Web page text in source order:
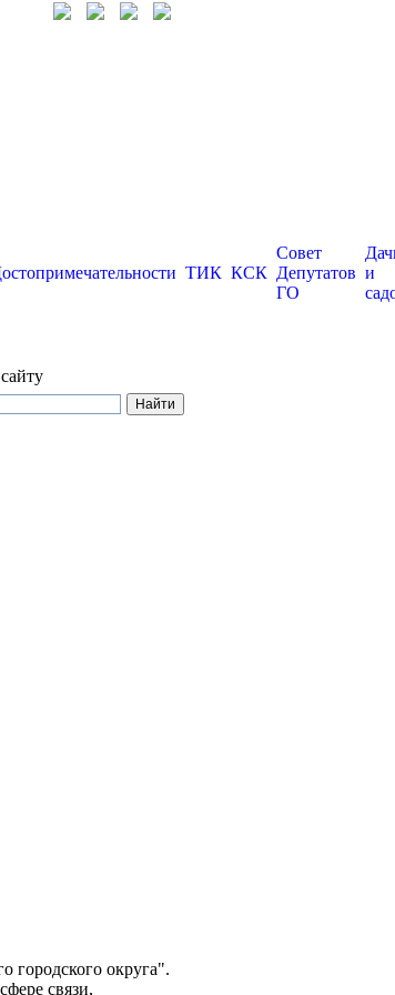
ТИК КСК
Совет
Депутатов
ГО
и
городского округа".
связи,